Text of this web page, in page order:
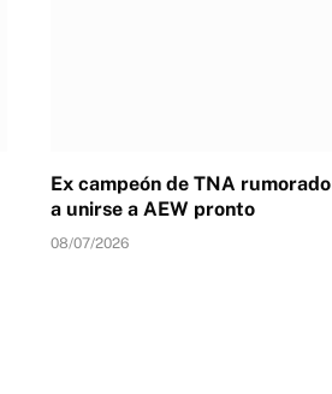
Ex campeón de TNA rumorado
a unirse a AEW pronto
08/07/2026